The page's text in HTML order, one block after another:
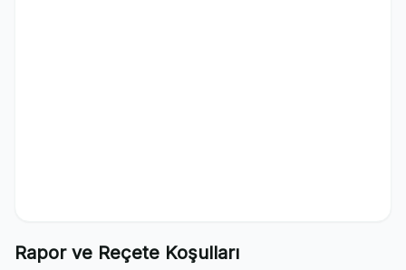
Rapor ve Reçete Koşulları